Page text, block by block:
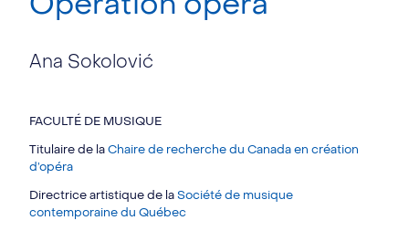
Ana Sokolović
FACULTÉ DE MUSIQUE
Titulaire de laChaire de recherche du Canada en création
d’opéra
Directrice artistique de laSociété de musique
contemporaine du Québec